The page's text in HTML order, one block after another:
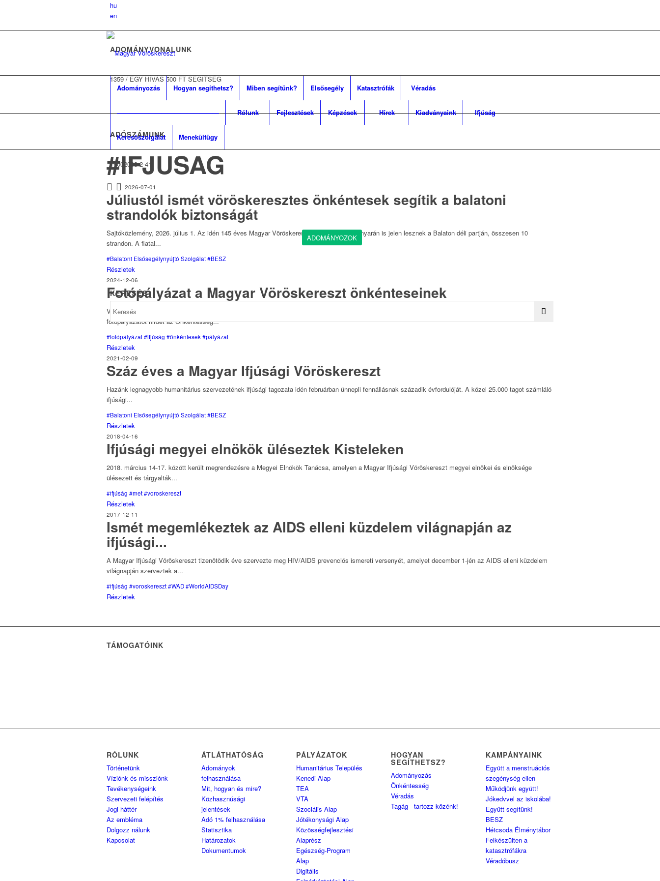
hu
en
ADOMÁNYVONALUNK
1359/ EGY HÍVÁS 500 FT SEGÍTSÉG
ADÓSZÁMUNK
19002093-2-41
ADOMÁNYOZOK
KERESÉS
Adományozás Hogyan segíthetsz? Miben segítünk? Elsősegély Katasztrófák Véradás
———————————————— Rólunk Fejlesztések Képzések Hírek Kiadványaink Ifjúság
Keresőszolgálat Menekültügy
#IFJUSAG
2026-07-01
Júliustól ismét vöröskeresztes önkéntesek segítik a balatoni
strandolók biztonságát
Sajtóközlemény, 2026. július 1. Az idén 145 éves Magyar Vöröskereszt önkéntesei 2026 nyarán is jelen lesznek a Balaton déli partján, összesen 10
strandon. A fiatal...
#Balatoni Elsősegélynyújtó Szolgálat#BESZ
Részletek
2024-12-06
Fotópályázat a Magyar Vöröskereszt önkénteseinek
VÁLTOZÁS – A BEKÜLDÉSI HATÁRIDŐT 2025. JANUÁR 22-IG MEGHOSSZABBÍTOTTUK! Kedves Önkéntesek! A Magyar Vöröskereszt izgalmas
fotópályázatot hirdet az Önkéntesség...
#fotópályázat#ifjúság #önkéntesek#pályázat
Részletek
2021-02-09
Száz éves a Magyar Ifjúsági Vöröskereszt
Hazánk legnagyobb humanitárius szervezetének ifjúsági tagozata idén februárban ünnepli fennállásnak századik évfordulóját. A közel 25.000 tagot számláló
ifjúsági...
#Balatoni Elsősegélynyújtó Szolgálat#BESZ
Részletek
2018-04-16
Ifjúsági megyei elnökök üléseztek Kisteleken
2018. március 14-17. között került megrendezésre a Megyei Elnökök Tanácsa, amelyen a Magyar Ifjúsági Vöröskereszt megyei elnökei és elnöksége
ülésezett és tárgyalták...
#ifjúság #met#voroskereszt
Részletek
2017-12-11
Ismét megemlékeztek az AIDS elleni küzdelem világnapján az
ifjúsági...
A Magyar Ifjúsági Vöröskereszt tizenötödik éve szervezte meg HIV/AIDS prevenciós ismereti versenyét, amelyet december 1-jén az AIDS elleni küzdelem
világnapján szerveztek a...
#ifjúság #voroskereszt#WAD#WorldAIDSDay
Részletek
TÁMOGATÓINK
RÓLUNK
Történetünk
Víziónk és missziónk
Tevékenységeink
Szervezeti felépítés
Jogi háttér
Az embléma
Dolgozz nálunk
Kapcsolat
ÁTLÁTHATÓSÁG
Adományok
felhasználása
Mit, hogyan és mire?
Közhasznúsági
jelentések
Adó 1% felhasználása
Statisztika
Határozatok
Dokumentumok
PÁLYÁZATOK
Humanitárius Település
Kenedi Alap
TEA
VTA
Szociális Alap
Jótékonysági Alap
Közösségfejlesztési
Alaprész
Egészség-Program
Alap
Digitális
HOGYAN
SEGÍTHETSZ?
Adományozás
Önkéntesség
Véradás
Tagág - tartozz közénk!
KAMPÁNYAINK
Együtt a menstruációs
szegénység ellen
Működjünk együtt!
Jókedvvel az iskolába!
Együtt segítünk!
BESZ
Hétcsoda Élménytábor
Felkészülten a
katasztrófákra
Véradóbusz